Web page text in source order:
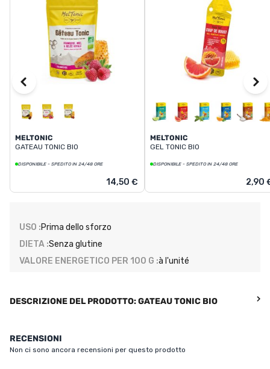
MELTONIC
GATEAU TONIC BIO
DISPONIBILE - SPEDITO IN 24/48 ORE
14,50 €
MELTONIC
GEL TONIC BIO
DISPONIBILE - SPEDITO IN 24/48 ORE
2,90
USO :Prima dello sforzo
DIETA :Senza glutine
VALORE ENERGETICO PER 100 G :à l'unité
DESCRIZIONE DEL PRODOTTO: GATEAU TONIC BIO
RECENSIONI
Non ci sono ancora recensioni per questo prodotto